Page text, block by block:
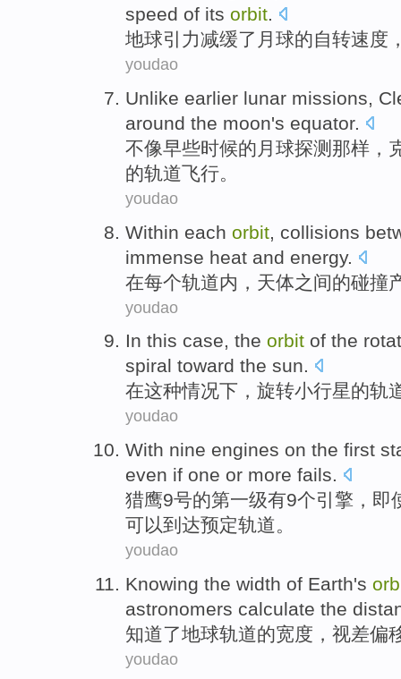
speed of its orbit.
地球引力减缓了 月球的自转速度
youdao
Unlike earlier lunar missions,
around the moon's equator.
不像早些时候的 月球探测那样 ，
的轨道飞行。
youdao
Within each orbit collisions
immense heat and energy.
在每个轨道内 ， 天体之间的碰撞
youdao
In this case, the orbit of the
spiral toward the sun.
在这种情况下 ， 旋转小行星的轨
youdao
With nine engines on the first
even if one or more fails.
猎鹰9号的第一级有9个引擎 ， 即
可以到达预定轨道。
youdao
Knowing the width of Earth's
astronomers calculate the
知道了地球轨道的宽度 ， 视差偏
youdao